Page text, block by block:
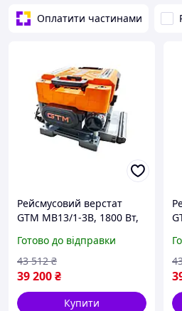
Оплатити частинами
Рейсмусовий верстат
GTM MB13/1-3B, 1800 Вт,
швидкості
Готово до відправки
39 200₴
43 512 ₴
Купити